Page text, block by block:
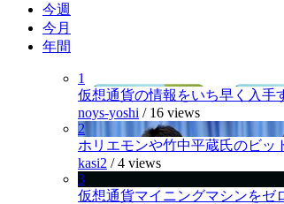
今週
今月
年間
1
仮想通貨の情報をいち早く入手
noys-yoshi / 16 views
2
ホリエモンや竹中平蔵氏のビッ
kasi2 /4 views
3
仮想通貨マイニングマシンをゼ